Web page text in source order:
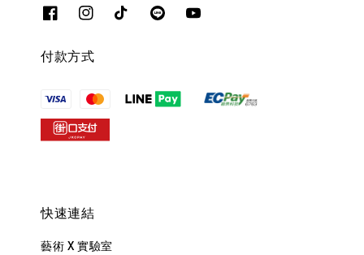
付款方式
快速連結
藝術 X 實驗室